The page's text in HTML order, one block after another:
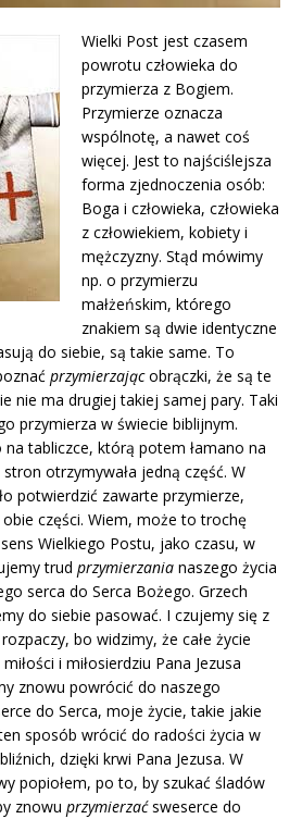
Wielki Post jest czasem
powrotu człowieka do
przymierza z Bogiem.
Przymierze oznacza
wspólnotę, a nawet coś
więcej. Jest to najściślejsza
forma zjednoczenia osób:
Boga i człowieka, człowieka
z człowiekiem, kobiety i
mężczyzny. Stąd mówimy
np. o przymierzu
małżeńskim, którego
znakiem są dwie identyczne
do siebie, są takie same. To
przymierzającobrączki, że są te
nie ma drugiej takiej samej pary. Taki
przymierza w świecie biblijnym.
na tabliczce, którą potem łamano na
otrzymywała jedną część. W
potwierdzić zawarte przymierze,
części. Wiem, może to trochę
Wielkiego Postu, jako czasu, w
trud przymierzania naszego życia
serca do Serca Bożego. Grzech
do siebie pasować. I czujemy się z
bo widzimy, że całe życie
i miłosierdziu Pana Jezusa
znowu powrócić do naszego
do Serca, moje życie, takie jakie
sposób wrócić do radości życia w
dzięki krwi Pana Jezusa. W
popiołem, po to, by szukać śladów
znowu przymierzaćsweserce do